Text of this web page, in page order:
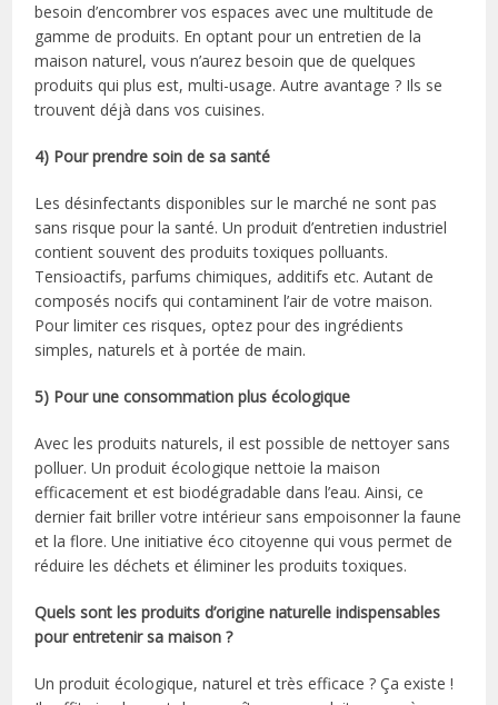
besoin d’encombrer vos espaces avec une multitude de
gamme de produits. En optant pour un entretien de la
maison naturel, vous n’aurez besoin que de quelques
produits qui plus est, multi-usage. Autre avantage ? Ils se
trouvent déjà dans vos cuisines.
4) Pour prendre soin de sa santé
Les désinfectants disponibles sur le marché ne sont pas
sans risque pour la santé. Un produit d’entretien industriel
contient souvent des produits toxiques polluants.
Tensioactifs, parfums chimiques, additifs etc. Autant de
composés nocifs qui contaminent l’air de votre maison.
Pour limiter ces risques, optez pour des ingrédients
simples, naturels et à portée de main.
5) Pour une consommation plus écologique
Avec les produits naturels, il est possible de nettoyer sans
polluer. Un produit écologique nettoie la maison
efficacement et est biodégradable dans l’eau. Ainsi, ce
dernier fait briller votre intérieur sans empoisonner la faune
et la flore. Une initiative éco citoyenne qui vous permet de
réduire les déchets et éliminer les produits toxiques.
Quels sont les produits d’origine naturelle indispensables
pour entretenir sa maison ?
Un produit écologique, naturel et très efficace ? Ça existe !